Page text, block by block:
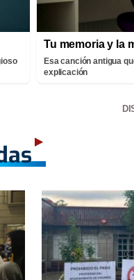
Tu memoria y la
Esa canción antigua
explicación